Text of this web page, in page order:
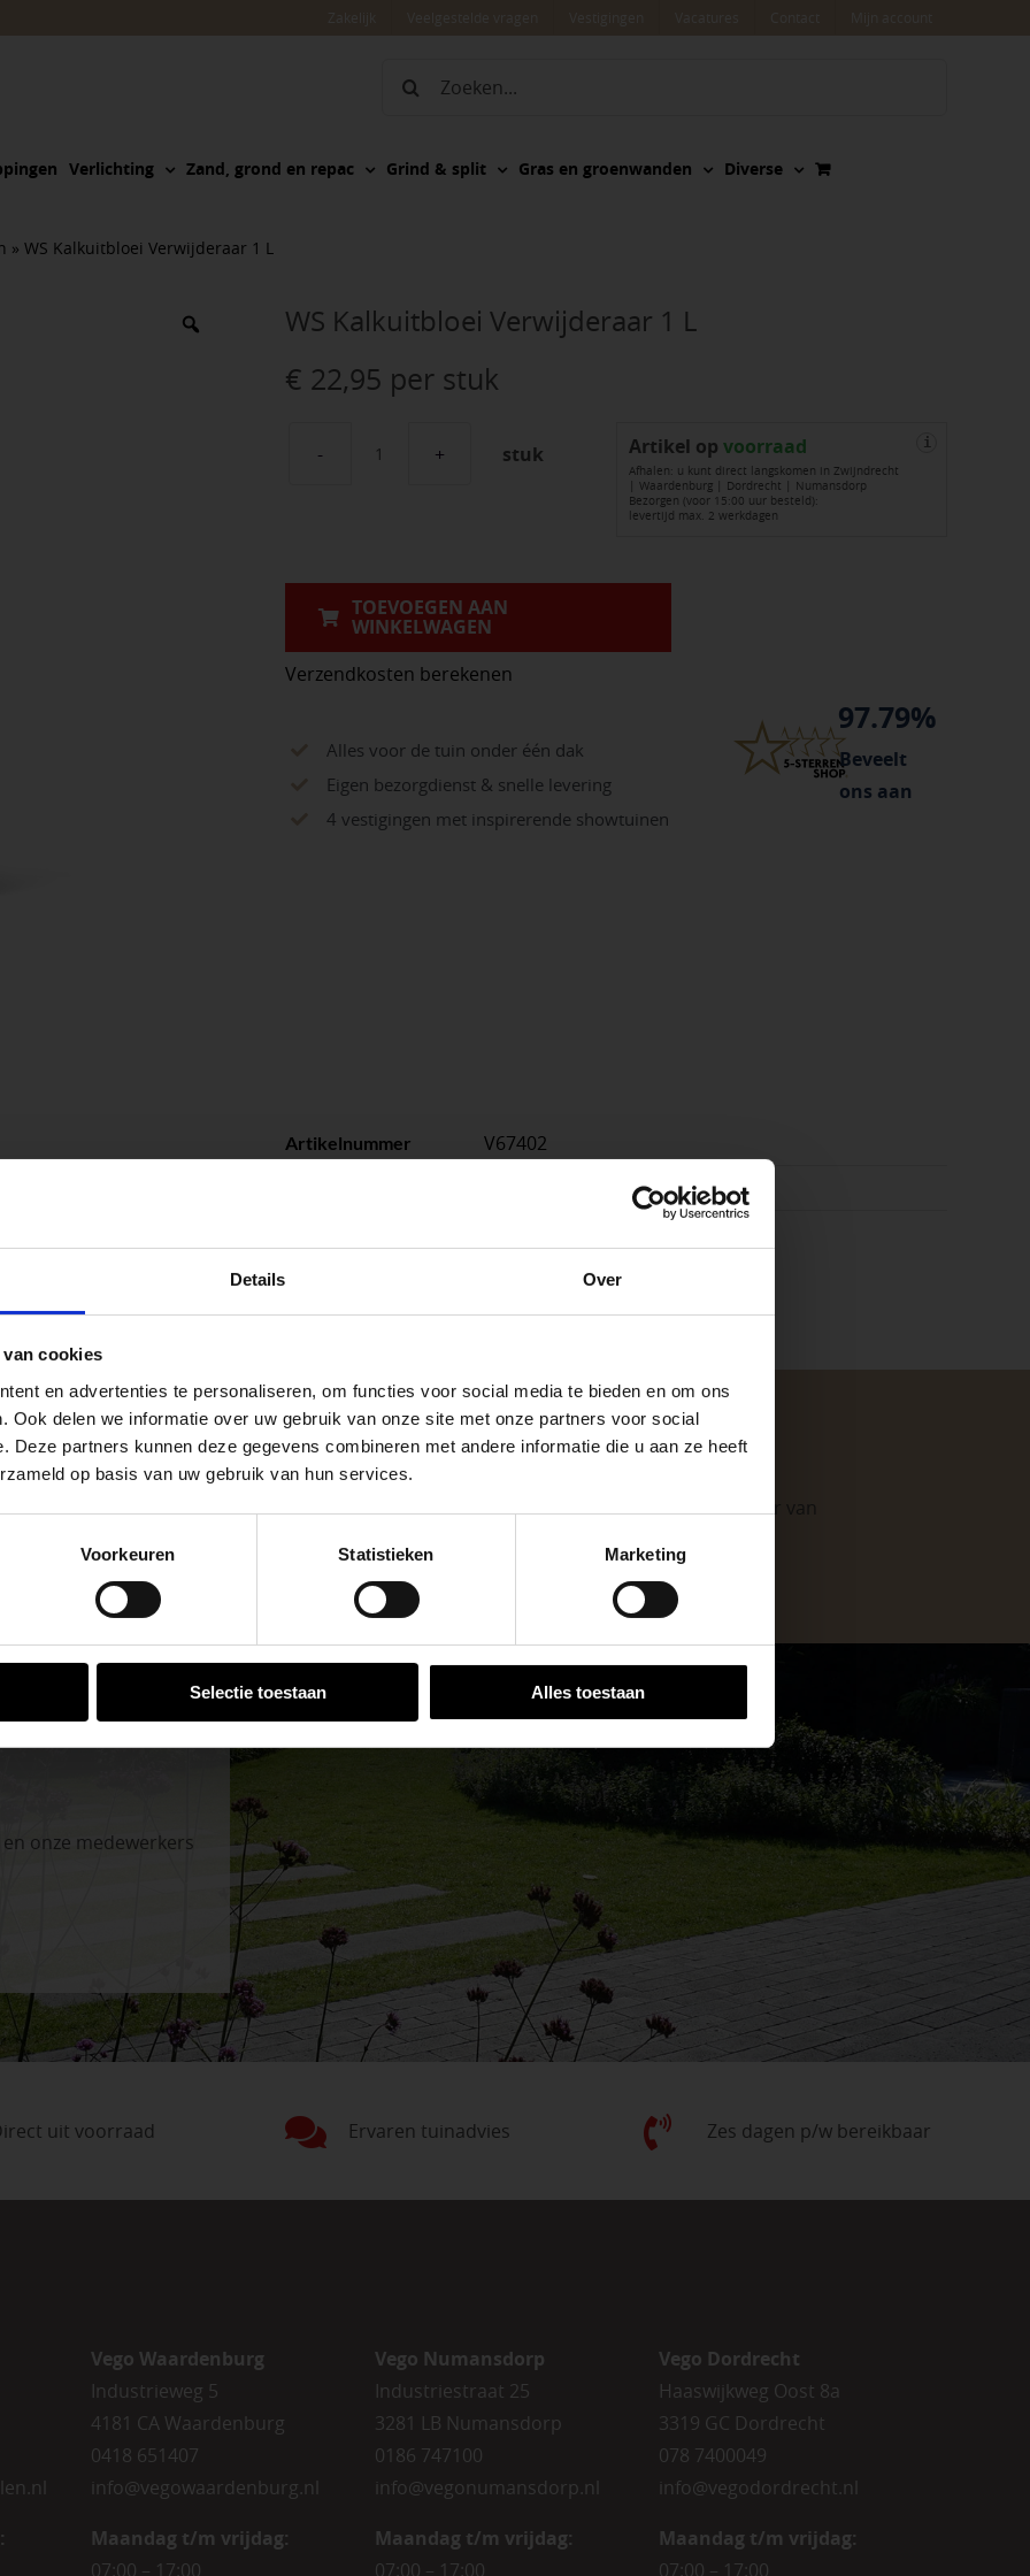
Details Over
cookies
en advertenties te personaliseren, om functies voor social media te bieden en om ons
Ook delen we informatie over uw gebruik van onze site met onze partners voor social
Deze partners kunnen deze gegevens combineren met andere informatie die u aan ze heeft
op basis van uw gebruik van hun services.
Voorkeuren Statistieken Marketing
Selectie toestaan Alles toestaan
Zoeken
Verlichting Zand, grond en repac Grind & split Gras en groenwanden Diverse
» WS Kalkuitbloei Verwijderaar 1 L
WS Kalkuitbloei Verwijderaar 1 L
€ 22,95 per stuk
WS
L
aantal
stuk Artikel op voorraad
Afhalen: u kunt direct langskomen in Zwijndrecht
| Waardenburg | Dordrecht | Numansdorp
Bezorgen (voor 15:00 uur besteld):
levertijd max. 2 werkdagen
i
TOEVOEGEN AAN
WINKELWAGEN
Verzendkosten berekenen
Alles voor de tuin onder één dak
Eigen bezorgdienst & snelle levering
4 vestigingen met inspirerende showtuinen
97.79%
Beveelt
ons aan
Artikelnummer V67402
zakelijke klanten op zoek naar tuin- en infraproducten. Als professionele leverancier van
producten van topkwaliteit. Lees meer over de
onze medewerkers
uit voorraad Ervaren tuinadvies Zes dagen p/w bereikbaar
Vego Waardenburg
Industrieweg 5
4181 CA Waardenburg
0418 651407
info@vegowaardenburg.nl
Maandag t/m vrijdag:
07:00 – 17:00
Vego Numansdorp
Industriestraat 25
3281 LB Numansdorp
0186 747100
info@vegonumansdorp.nl
Maandag t/m vrijdag:
07:00 – 17:00
Vego Dordrecht
Haaswijkweg Oost 8a
3319 GC Dordrecht
078 7400049
info@vegodordrecht.nl
Maandag t/m vrijdag:
07:00 – 17:00
tijdens de vakantieperiode
vestigingspagina voor de actuele openingstijden.
Brug
en inspirerende showtuinen helpen we je graag bij iedere stap van jouw